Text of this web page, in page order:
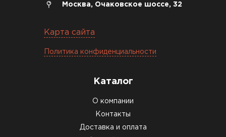
Москва, Очаковское шоссе, 32
Карта сайта
Политика конфиденциальности
Каталог
О компании
Контакты
Доставка и оплата